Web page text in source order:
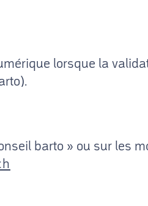
lorsque la
barto » ou sur les